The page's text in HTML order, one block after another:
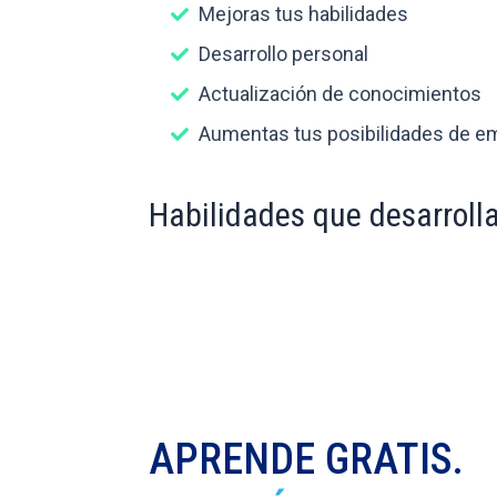
Mejoras tus habilidades
Desarrollo personal
Actualización de conocimientos
Aumentas tus posibilidades de
Habilidades que
APRENDE GRATIS.